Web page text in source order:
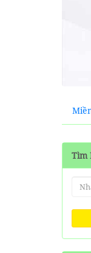
Tìm